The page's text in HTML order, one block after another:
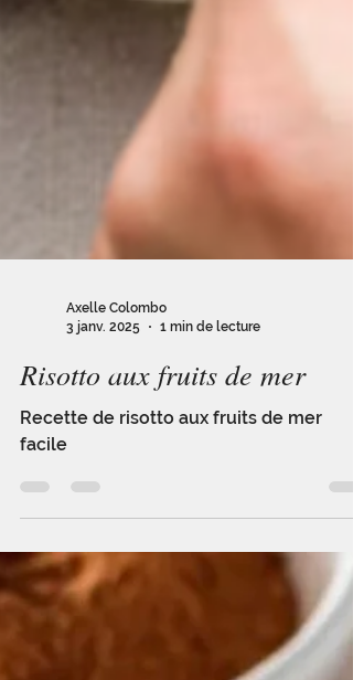
Axelle Colombo
3 janv. 2025
1 min de lecture
Risotto aux fruits de mer